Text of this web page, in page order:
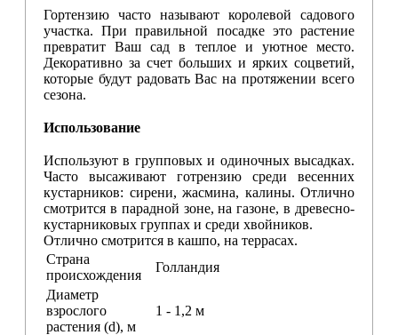
Гортензию часто называют королевой садового
участка. При правильной посадке это растение
превратит Ваш сад в теплое и уютное место.
Декоративно за счет больших и ярких соцветий,
которые будут радовать Вас на протяжении всего
сезона.
Использование
Используют в групповых и одиночных высадках.
Часто высаживают готрензию среди весенних
кустарников: сирени, жасмина, калины. Отлично
смотрится в парадной зоне, на газоне, в древесно-
кустарниковых группах и среди хвойников.
Отлично смотрится в кашпо, на террасах.
Страна
происхождения
Голландия
Диаметр
взрослого
растения (d), м
1 - 1,2 м